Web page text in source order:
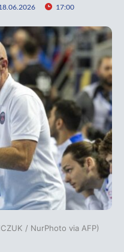
17:00
/ NurPhoto via AFP)